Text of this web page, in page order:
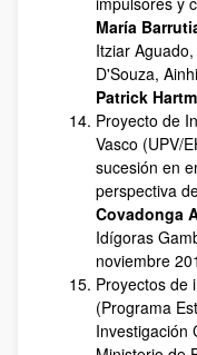
María
Itziar Aguado,
D'Souza,
Patrick
Proyecto de
Vasco (UPV/
sucesión en
perspectiva
Covadonga
Idígoras
noviembre
Proyectos de
(Programa
Investigación